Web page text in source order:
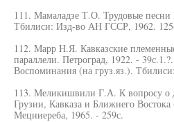
111. Мамаладзе Т.О. Трудовые песни
Тбилиси: Изд-во АН ГССР, 1962.
112. Марр Н.Я. Кавказские
параллели. Петроград, 1922. -
Воспоминания (на груз.яз.).
113. Меликишвили Г.А. К вопросу о
Грузии, Кавказа и Ближнего
Мецниереба, 1965. - 259с.